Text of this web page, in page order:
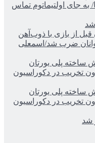
به جای اولتیماتوم تماس
شد
قبل از بازی با ذوب‌آهن
ضرب شد/اسمعلی
ساخته پلی یورتان
تخریب در دکوراسیون
ساخته پلی یورتان
تخریب در دکوراسیون
شد